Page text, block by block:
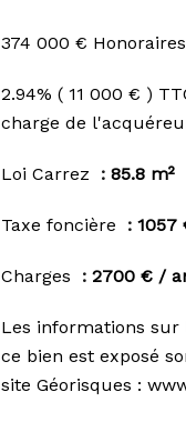
374 000 €
2.94% ( 11 000 € )
charge de
Loi Carrez 85.8 m²
Taxe foncière 1057
Charges 2700 € /
Les informations
ce bien est exposé
site Géorisques :